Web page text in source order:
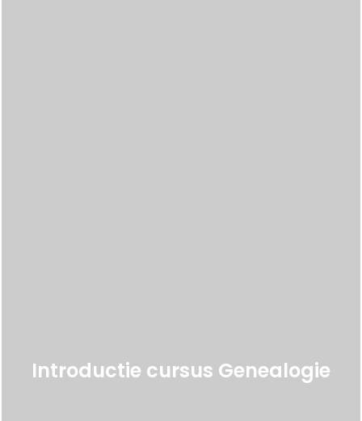
Introductie cursus Genealogie